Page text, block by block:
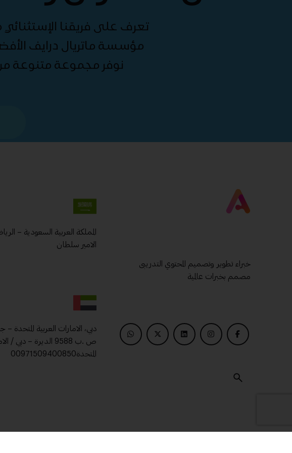
تعرف على فريقنا
مؤسسة ماتريال درايف
نوفر مجموعة متنوعة
خبراء تطوير وتصميم المحتوي التدريبى
مصمم بخبرات عالمية
المملكة العربية السعودية –
الامير سلطان
دبي، الامارات العربية المتحدة –
ص .ب 9588 الديرة – دبي
المتحدة00971509400850